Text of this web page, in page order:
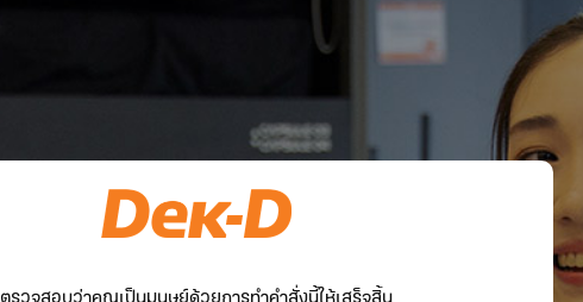
ตรวจสอบว่าคุณเป็นมนุษย์ด้วยการทำคำสั่งนี้ให้เสร็จสิ้น